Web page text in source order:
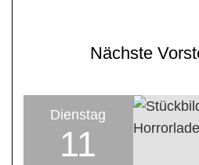
Nächste
Dienstag
11